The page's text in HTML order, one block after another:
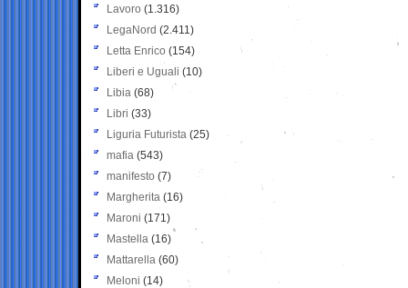
Lavoro (1.316)
LegaNord (2.411)
Letta Enrico (154)
Liberi e Uguali (10)
Libia (68)
Libri (33)
Liguria Futurista (25)
mafia (543)
manifesto (7)
Margherita (16)
Maroni (171)
Mastella (16)
Mattarella (60)
Meloni (14)